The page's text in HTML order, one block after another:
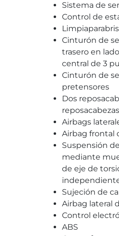
Sistema de
Control de
Cinturón de
trasero en
central de 3
Cinturón de
pretensores
Dos
Airbags
Airbag frontal
Suspensión
mediante
de eje de
Sujeción de
Airbag lateral
Control
ABS